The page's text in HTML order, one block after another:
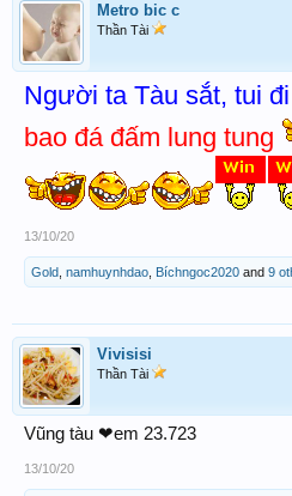
Metro bic c
Thần Tài
Người ta Tàu sắt, tui
bao đá đấm lung tung
13/10/20
Gold namhuynhdao Bíchngoc2020 and 9
Vivisisi
Thần Tài
Vũng tàu ❤em 23.723
13/10/20